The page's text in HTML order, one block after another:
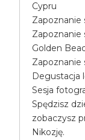
Cypru
Zapoznanie
Zapoznanie
Golden
Zapoznanie
Degustacja
Sesja
Spędzisz
zobaczysz
Nikozję.